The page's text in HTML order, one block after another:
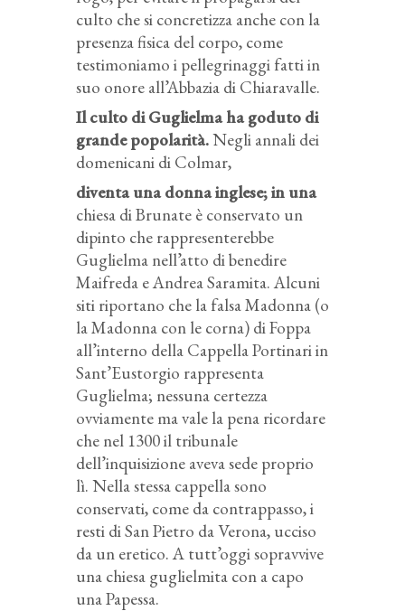
culto che si concretizza anche con la
presenza fisica del corpo, come
testimoniamo i pellegrinaggi fatti in
suo onore all’Abbazia di Chiaravalle.
Il culto di Guglielma ha goduto di
grande popolarità.Negli annali dei
domenicani di Colmar,
diventa una donna inglese; in una
chiesa di Brunate è conservato un
dipinto che rappresenterebbe
Guglielma nell’atto di benedire
Maifreda e Andrea Saramita. Alcuni
siti riportano che la falsa Madonna (o
la Madonna con le corna) di Foppa
all’interno della Cappella Portinari in
Sant’Eustorgio rappresenta
Guglielma; nessuna certezza
ovviamente ma vale la pena ricordare
che nel 1300 il tribunale
dell’inquisizione aveva sede proprio
lì. Nella stessa cappella sono
conservati, come da contrappasso, i
resti di San Pietro da Verona, ucciso
da un eretico. A tutt’oggi sopravvive
una chiesa guglielmita con a capo
una Papessa.